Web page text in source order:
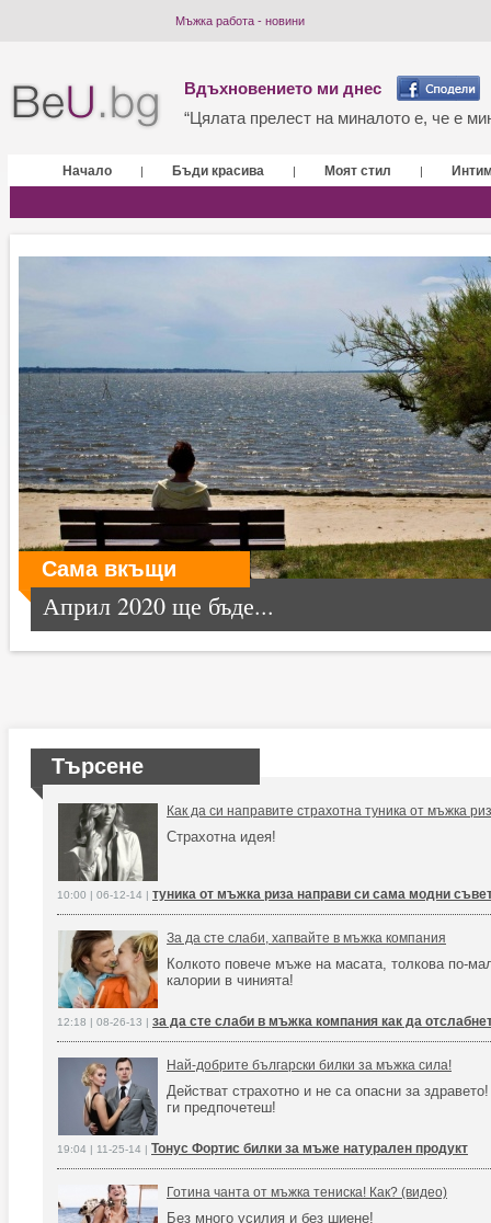
Мъжка работа - новини
Вдъхновението ми днес
“Цялата прелест на миналото е, че е
Начало | Бъди красива | Моят стил |
Сама вкъщи
Април 2020 ще бъде...
Търсене
Как да си направите страхотна туника от мъжка
Страхотна идея!
10:00 | 06-12-14 | туника от мъжка риза направи си сама модни
За да сте слаби, хапвайте в мъжка компания
Колкото повече мъже на масата, толкова по-
калории в чинията!
12:18 | 08-26-13 | за да сте слаби в мъжка компания как да
Най-добрите български билки за мъжка сила!
Действат страхотно и не са опасни за
ги предпочетеш!
19:04 | 11-25-14 | Тонус Фортис билки за мъже натурален продукт
Готина чанта от мъжка тениска! Как? (видео)
Без много усилия и без шиене!